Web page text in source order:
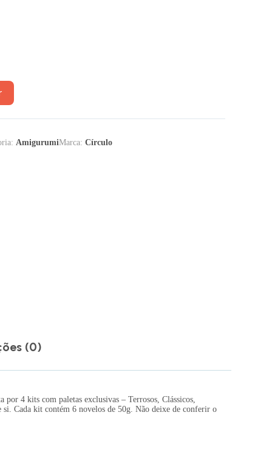
AmigurumiMarca: Círculo
(0)
4 kits com paletas exclusivas – Terrosos, Clássicos,
si. Cada kit contém 6 novelos de 50g. Não deixe de conferir o